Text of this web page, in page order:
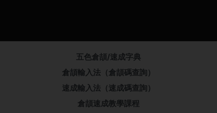
五色倉頡/速成字典
倉頡輸入法（倉頡碼查詢）
速成輸入法（速成碼查詢）
倉頡速成教學課程